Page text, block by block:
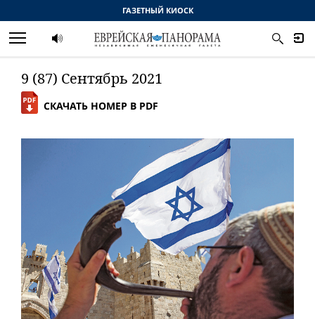
9 (87) Сентябрь 2021
СКАЧАТЬ НОМЕР В PDF
ГАЗЕТНЫЙ КИОСК